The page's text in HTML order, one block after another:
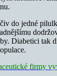
do jedné
Diabetici tak
firmy